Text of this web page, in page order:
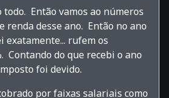
todo. Então vamos ao números
renda desse ano. Então no ano
exatamente... rufem os
Contando do que recebi o ano
foi devido.
por faixas salariais como